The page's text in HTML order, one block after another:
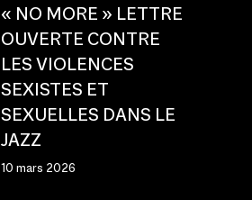
« NO MORE » LETTRE
OUVERTE CONTRE
LES VIOLENCES
SEXISTES ET
SEXUELLES DANS LE
JAZZ
10 mars 2026